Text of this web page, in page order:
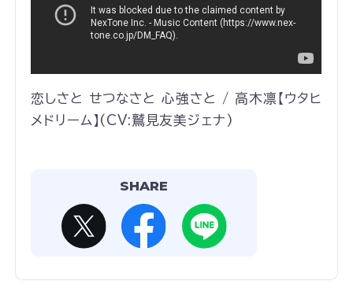
恋しさと せつなさと 心強さと / 高木凛【ウタヒ
メドリーム】(CV:鷲見友美ジェナ)
SHARE